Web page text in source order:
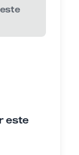
este